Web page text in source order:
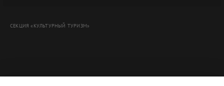
СЕКЦИЯ «КУЛЬТУРНЫЙ ТУРИЗМ»